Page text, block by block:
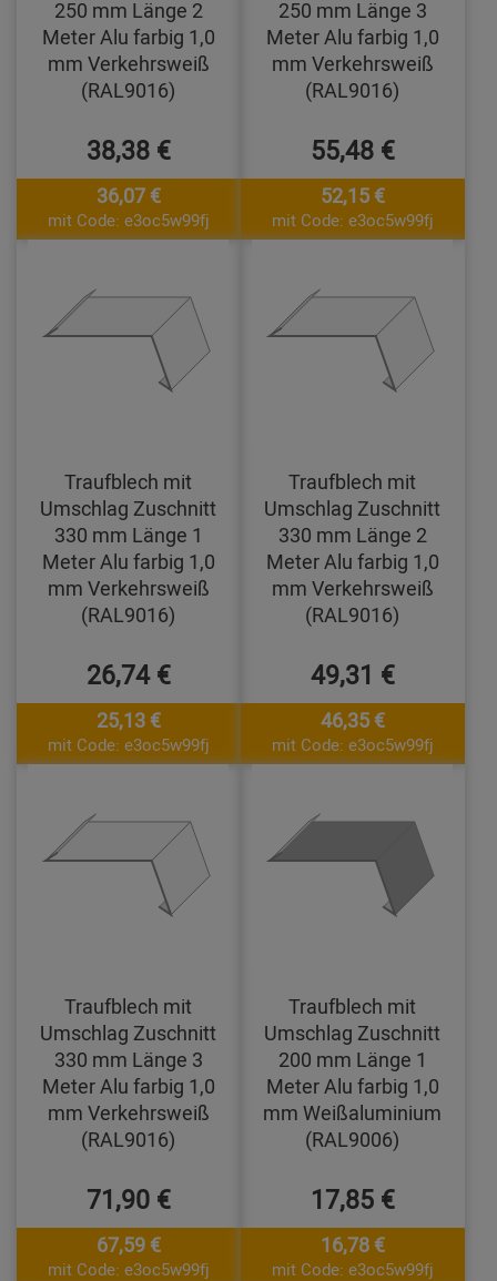
250 mm Länge 2
Meter Alu farbig 1,0
mm Verkehrsweiß
(RAL9016)
38,38 €
36,07 €
mit Code: e3oc5w99fj
250 mm Länge 3
Meter Alu farbig 1,0
mm Verkehrsweiß
(RAL9016)
55,48 €
52,15 €
mit Code: e3oc5w99fj
Traufblech mit
Umschlag Zuschnitt
330 mm Länge 1
Meter Alu farbig 1,0
mm Verkehrsweiß
(RAL9016)
26,74 €
25,13 €
mit Code: e3oc5w99fj
Traufblech mit
Umschlag Zuschnitt
330 mm Länge 2
Meter Alu farbig 1,0
mm Verkehrsweiß
(RAL9016)
49,31 €
46,35 €
mit Code: e3oc5w99fj
Traufblech mit
Umschlag Zuschnitt
330 mm Länge 3
Meter Alu farbig 1,0
mm Verkehrsweiß
(RAL9016)
71,90 €
67,59 €
mit Code: e3oc5w99fj
Traufblech mit
Umschlag Zuschnitt
200 mm Länge 1
Meter Alu farbig 1,0
mm Weißaluminium
(RAL9006)
17,85 €
16,78 €
mit Code: e3oc5w99fj